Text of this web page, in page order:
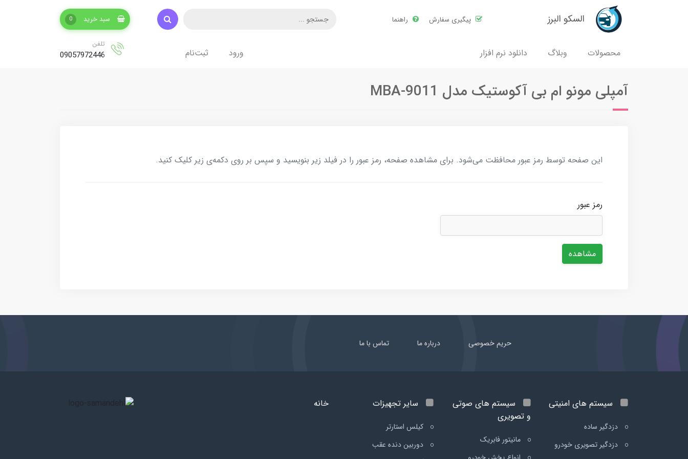
السکو البرز پیگیری سفارش راهنما سبد خرید 0
محصولات وبلاگ دانلود نرم افزار ورود ثبت‌نام
تلفن
09057972446
آمپلی مونو ام بی آکوستیک مدل MBA-9011
این صفحه توسط رمز عبور محافظت می‌شود. برای مشاهده صفحه، رمز عبور را در فیلد زیر بنویسید و سپس بر روی دکمه‌ی زیر کلیک کنید.
رمز عبور
مشاهده
حریم خصوصی درباره ما تماس با ما
سیستم های امنیتی
دزدگیر ساده
دزدگیر تصویری خودرو
سیستم های صوتی
و تصویری
مانیتور فابریک
سایر تجهیزات
کیلس استارتر
دوربین دنده عقب
خانه